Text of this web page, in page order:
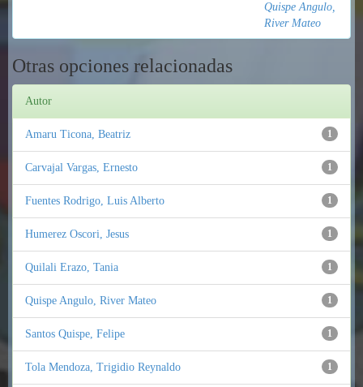
Quispe Angulo,
River Mateo
Otras opciones relacionadas
Autor
1
Amaru Ticona, Beatriz
1
Carvajal Vargas, Ernesto
1
Fuentes Rodrigo, Luis Alberto
1
Humerez Oscori, Jesus
1
Quilali Erazo, Tania
1
Quispe Angulo, River Mateo
1
Santos Quispe, Felipe
1
Tola Mendoza, Trigidio Reynaldo